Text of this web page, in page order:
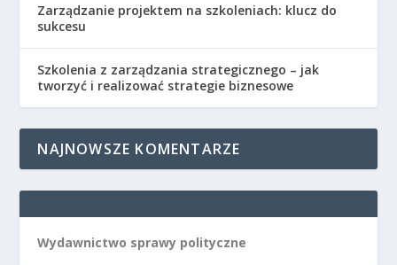
Zarządzanie projektem na szkoleniach: klucz do
sukcesu
Szkolenia z zarządzania strategicznego – jak
tworzyć i realizować strategie biznesowe
NAJNOWSZE KOMENTARZE
Wydawnictwo sprawy polityczne